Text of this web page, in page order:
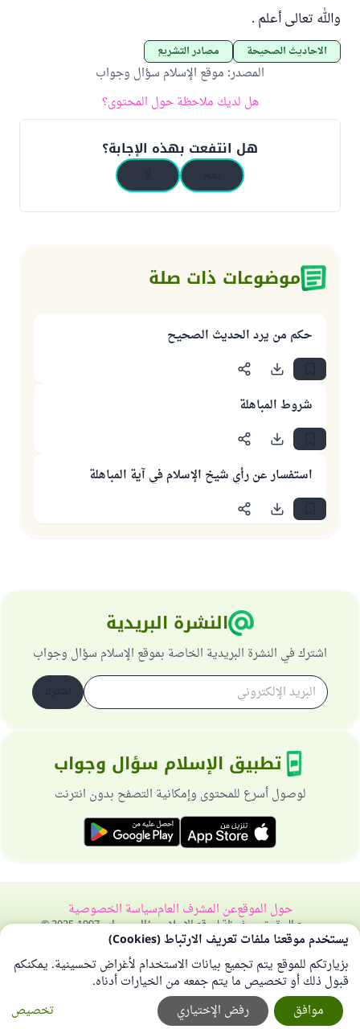
والله تعالى أعلم .
الأحاديث الصحيحة مصادر التشريع
المصدر: موقع الإسلام سؤال وجواب
هل لديك ملاحظة حول المحتوى؟
هل انتفعت بهذه الإجابة؟
موضوعات ذات صلة
حكم من يرد الحديث الصحيح
شروط المباهلة
استفسار عن رأي شيخ الإسلام في آية المباهلة
النشرة البريدية
اشترك في النشرة البريدية الخاصة بموقع الإسلام سؤال وجواب
تطبيق الإسلام سؤال وجواب
لوصول أسرع للمحتوى وإمكانية التصفح بدون انترنت
حول الموقععن المشرف العامسياسة الخصوصية
جميع الحقوق محفوظة لموقع الإسلام سؤال وجواب 1997-2025 ©
يستخدم موقعنا ملفات تعريف الارتباط (Cookies)
بزيارتكم للموقع يتم تجميع بيانات الاستخدام لأغراض تحسينية. يمكنكم
قبول ذلك أو تخصيص ما يتم جمعه من الخيارات أدناه.
تخصيص
رفض الإختياري موافق